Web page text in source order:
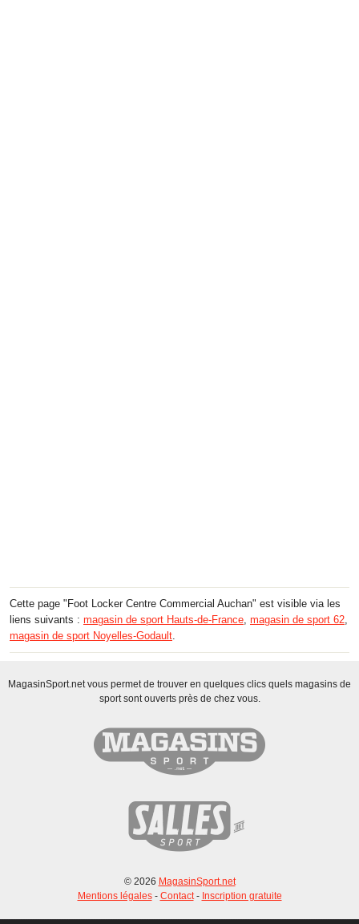
Cette page "Foot Locker Centre Commercial Auchan" est visible via les
liens suivants : magasin de sport Hauts-de-France, magasin de sport 62,
magasin de sport Noyelles-Godault.
MagasinSport.net vous permet de trouver en quelques clics quels magasins de
sport sont ouverts près de chez vous.
© 2026 MagasinSport.net
Mentions légales- Contact- Inscription gratuite